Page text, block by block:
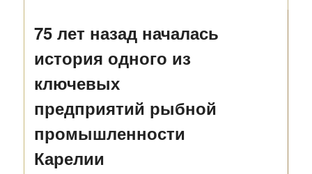
75 лет назад началась
история одного из
ключевых
предприятий рыбной
промышленности
Карелии